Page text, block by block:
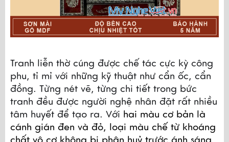
Tranh liễn thờ cúng được chế tác cực kỳ công
phu, tỉ mỉ với những kỹ thuật như cẩn ốc, cẩn
đồng. Từng nét vẽ, từng chi tiết trong bức
tranh đều được người nghệ nhân đặt rất nhiều
tâm huyết để tạo ra. Với hai màu cơ bản là
cánh gián đen và đỏ, loại màu chế từ khoáng
chất vô cơ không bị phân huỷ trước ánh sáng